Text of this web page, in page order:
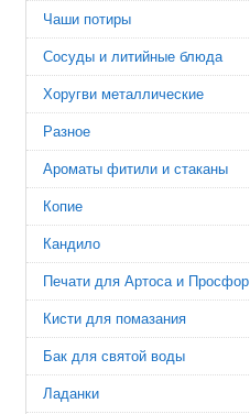
Чаши потиры
Сосуды и литийные блюда
Хоругви металлические
Разное
Ароматы фитили и стаканы
Копие
Кандило
Печати для Артоса и Просфор
Кисти для помазания
Бак для святой воды
Ладанки